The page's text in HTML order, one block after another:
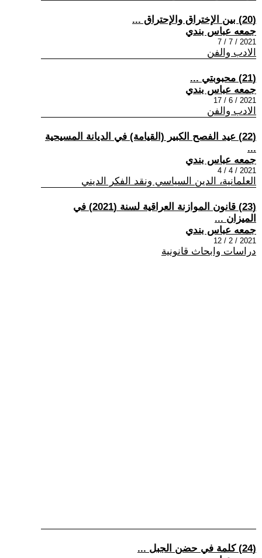
(20) بين الإختراق والإحتراق ...
جمعه عباس بندي
2021 / 7 / 7
الادب والفن
(21) محبوبتي ...
جمعه عباس بندي
2021 / 6 / 17
الادب والفن
(22) عيد الفصح الكبير (القيامة) في الديانة المسيحية
...
جمعه عباس بندي
2021 / 4 / 4
العلمانية، الدين السياسي ونقد الفكر الديني
(23) قانون الموازنة العراقية لسنة (2021) في
الميزان ...
جمعه عباس بندي
2021 / 2 / 12
دراسات وابحاث قانونية
(24) كلمة في حضن الجبل ...